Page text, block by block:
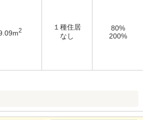
2
１種住居
なし
80%
200%